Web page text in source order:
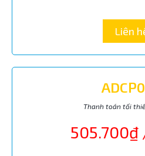
Liên
Thanh toán tối